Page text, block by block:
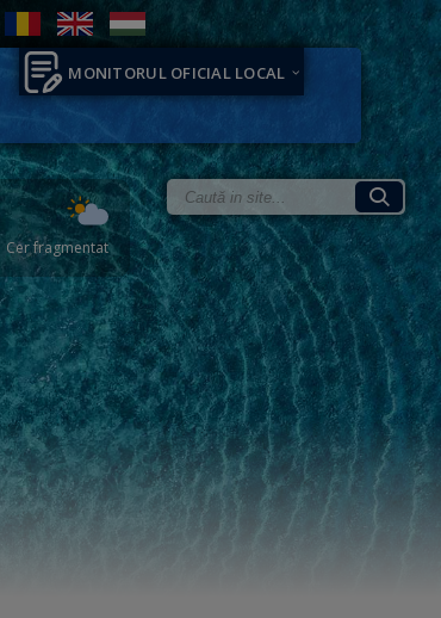
MONITORUL OFICIAL LOCAL
Cer fragmentat